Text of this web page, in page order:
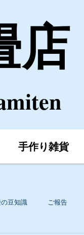
店
手作り雑貨
豆知識 ご報告